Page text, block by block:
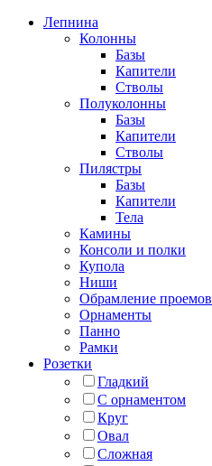
Лепнина
Колонны
Базы
Капители
Стволы
Полуколонны
Базы
Капители
Стволы
Пилястры
Базы
Капители
Тела
Камины
Консоли и полки
Купола
Ниши
Обрамление проемов
Орнаменты
Панно
Рамки
Розетки
Гладкий
С орнаментом
Круг
Овал
Сложная